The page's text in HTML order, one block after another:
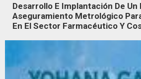
Desarrollo E Implantación De Un
Aseguramiento Metrológico
En El Sector Farmacéutico Y